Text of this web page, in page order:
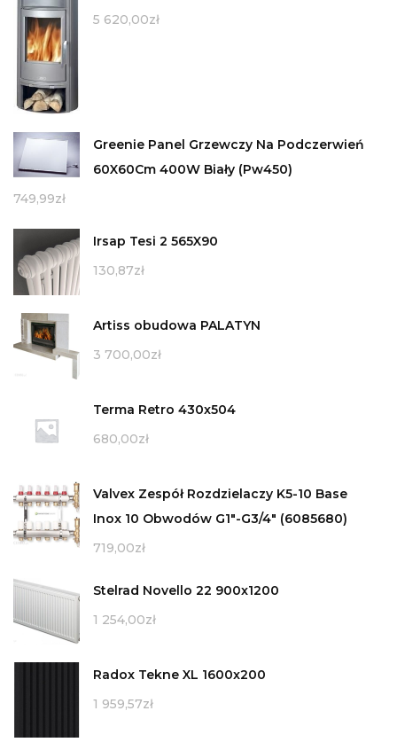
5 620,00zł
Greenie Panel Grzewczy Na Podczerwień
60X60Cm 400W Biały (Pw450)
749,99zł
Irsap Tesi 2 565X90
130,87zł
Artiss obudowa PALATYN
3 700,00zł
Terma Retro 430x504
680,00zł
Valvex Zespół Rozdzielaczy K5-10 Base
Inox 10 Obwodów G1"-G3/4" (6085680)
719,00zł
Stelrad Novello 22 900x1200
1 254,00zł
Radox Tekne XL 1600x200
1 959,57zł